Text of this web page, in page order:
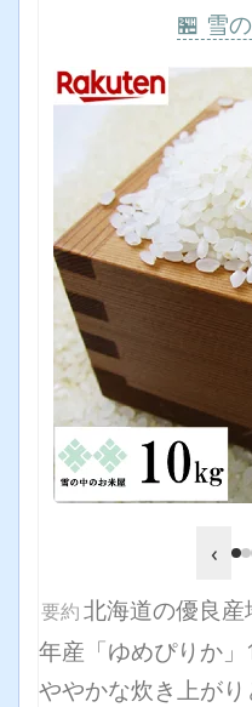
🏪 雪
‹
要約 北海道の優良
年産「ゆめぴりか
ややかな炊き上が